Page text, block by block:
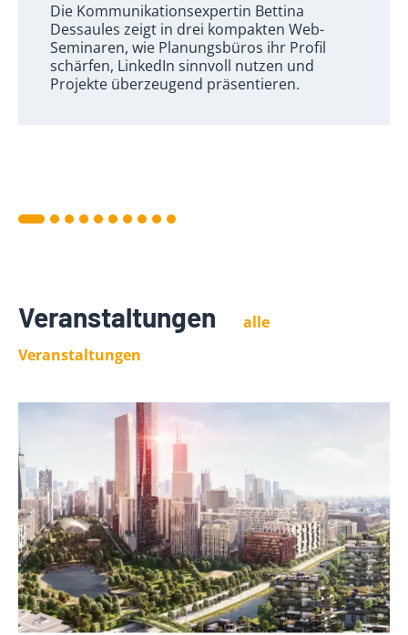
Die Kommunikationsexpertin Bettina
Dessaules zeigt in drei kompakten Web-
Seminaren, wie Planungsbüros ihr Profil
schärfen, LinkedIn sinnvoll nutzen und
Projekte überzeugend präsentieren.
Veranstaltungen
alle
Veranstaltungen